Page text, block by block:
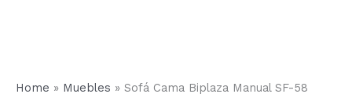
Home » Muebles » Sofá Cama Biplaza Manual SF-58